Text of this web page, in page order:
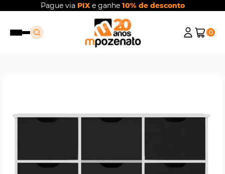
Pague via PIXe ganhe 10% de desconto
0